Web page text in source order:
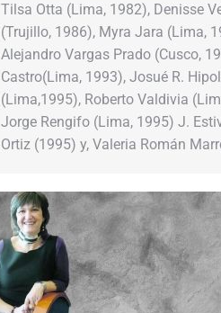
Tilsa Otta (Lima, 1982), Denisse
(Trujillo, 1986), Myra Jara (Lima,
Alejandro Vargas Prado (Cusco,
Castro(Lima, 1993), Josué R.
(Lima,1995), Roberto Valdivia
Jorge Rengifo (Lima, 1995) J.
Ortiz (1995) y, Valeria Román